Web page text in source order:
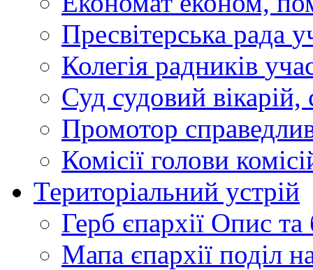
Пресвітерська рада
Колегія радників
Суд судовий вікарій,
Промотор
Комісії голови
Територіальний устрій
Герб єпархії Опис та
Мапа єпархії поділ